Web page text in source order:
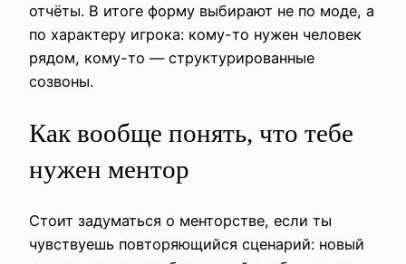
отчёты. В итоге форму выбирают не по моде, а
по характеру игрока: кому-то нужен человек
рядом, кому-то — структурированные
созвоны.
Как вообще понять, что тебе
нужен ментор
Стоит задуматься о менторстве, если ты
чувствуешь повторяющийся сценарий: новый